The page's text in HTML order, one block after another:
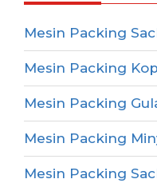
Mesin Packing
Mesin Packing
Mesin Packing
Mesin Packing
Mesin Packing